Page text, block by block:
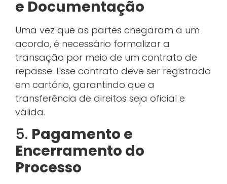
e Documentação
Uma vez que as partes chegaram a um
acordo, é necessário formalizar a
transação por meio de um contrato de
repasse. Esse contrato deve ser registrado
em cartório, garantindo que a
transferência de direitos seja oficial e
válida.
5. Pagamento e
Encerramento do
Processo